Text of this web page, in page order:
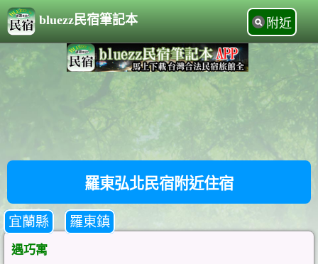
bluezz民宿筆記本 附近
羅東弘北民宿附近住宿
宜蘭縣 羅東鎮
遇巧寓